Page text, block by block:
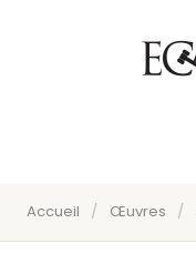
Accueil / Œuvres /